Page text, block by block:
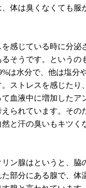
体は臭くなくても服
感じている時に分泌
そうです。というの
は水分で、他は塩分
ストレスを感じたり
血液中に増加したア
られています。その
と汗の臭いもキツく
ン腺はというと、脇
部分にある腺で、体